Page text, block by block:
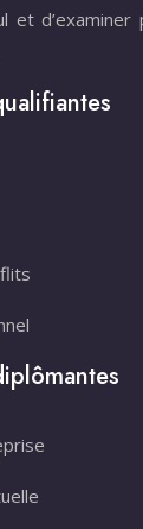
et d’examiner